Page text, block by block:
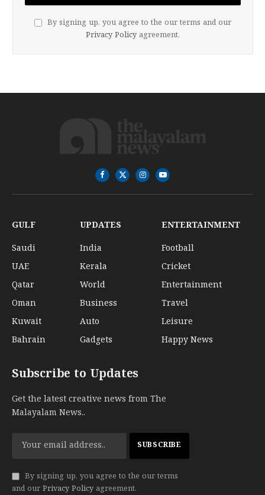
By signing up, you agree to the our terms and our
Privacy Policy agreement.
Facebook
X
(Twitter)
InstagramYouTube
GULF
Saudi
UAE
Qatar
Oman
Kuwait
Bahrain
UPDATES
India
Kerala
World
Business
Auto
Gadgets
ENTERTAINMENT
Football
Cricket
Entertainment
Travel
Leisure
Happy News
Subscribe to Updates
Get the latest creative news from The
Malayalam News..
By signing up, you agree to the our terms
and our Privacy Policy agreement.